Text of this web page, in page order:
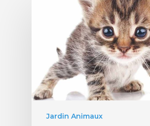
Jardin Animaux